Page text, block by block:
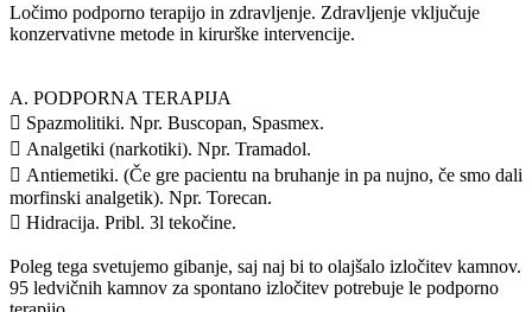
Ločimo podporno terapijo in zdravljenje. Zdravljenje vključuje
konzervativne metode in kirurške intervencije.
A. PODPORNA TERAPIJA
 Spazmolitiki. Npr. Buscopan, Spasmex.
 Analgetiki (narkotiki). Npr. Tramadol.
 Antiemetiki. (Če gre pacientu na bruhanje in pa nujno, če smo dali
morfinski analgetik). Npr. Torecan.
 Hidracija. Pribl. 3l tekočine.
Poleg tega svetujemo gibanje, saj naj bi to olajšalo izločitev kamnov.
95 ledvičnih kamnov za spontano izločitev potrebuje le podporno